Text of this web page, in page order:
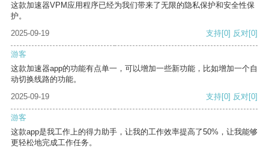
这款加速器VPM应用程序已经为我们带来了无限的隐私保护和安全性保
护。
2025-09-19
支持[0] 反对[0]
游客
这款加速器app的功能有点单一，可以增加一些新功能，比如增加一个自
动切换线路的功能。
2025-09-19
支持[0] 反对[0]
游客
这款app是我工作上的得力助手，让我的工作效率提高了50%，让我能够
更轻松地完成工作任务。